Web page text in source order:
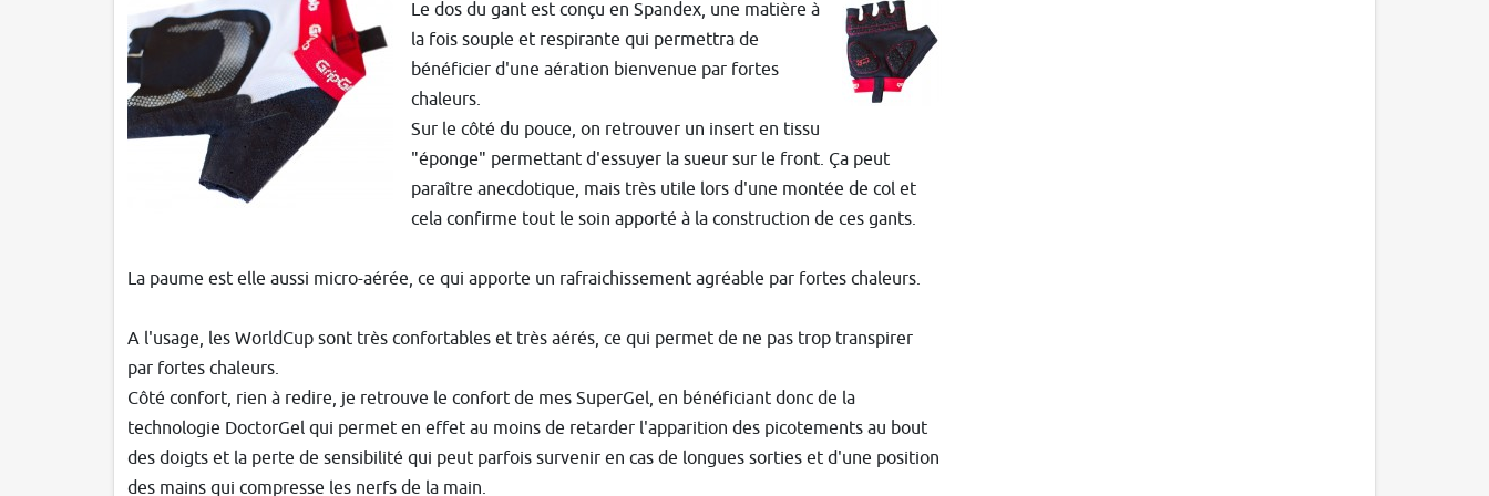
Le dos du gant est conçu en Spandex, une matière à
la fois souple et respirante qui permettra de
bénéficier d'une aération bienvenue par fortes
chaleurs.
Sur le côté du pouce, on retrouver un insert en tissu
"éponge" permettant d'essuyer la sueur sur le front. Ça peut
paraître anecdotique, mais très utile lors d'une montée de col et
cela confirme tout le soin apporté à la construction de ces gants.
La paume est elle aussi micro-aérée, ce qui apporte un rafraichissement agréable par fortes chaleurs.
A l'usage, les WorldCup sont très confortables et très aérés, ce qui permet de ne pas trop transpirer
par fortes chaleurs.
Côté confort, rien à redire, je retrouve le confort de mes SuperGel, en bénéficiant donc de la
technologie DoctorGel qui permet en effet au moins de retarder l'apparition des picotements au bout
des doigts et la perte de sensibilité qui peut parfois survenir en cas de longues sorties et d'une position
des mains qui compresse les nerfs de la main.